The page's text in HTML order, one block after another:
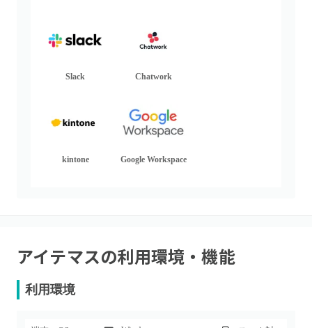
Slack Chatwork
kintone Google Workspace
アイテマスの利用環境・機能
利用環境